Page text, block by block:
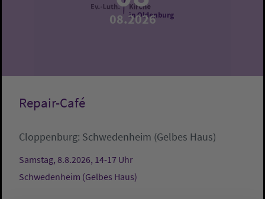
08.2026
Repair-Café
Cloppenburg: Schwedenheim (Gelbes Haus)
Samstag, 8.8.2026, 14-17 Uhr
Schwedenheim (Gelbes Haus)